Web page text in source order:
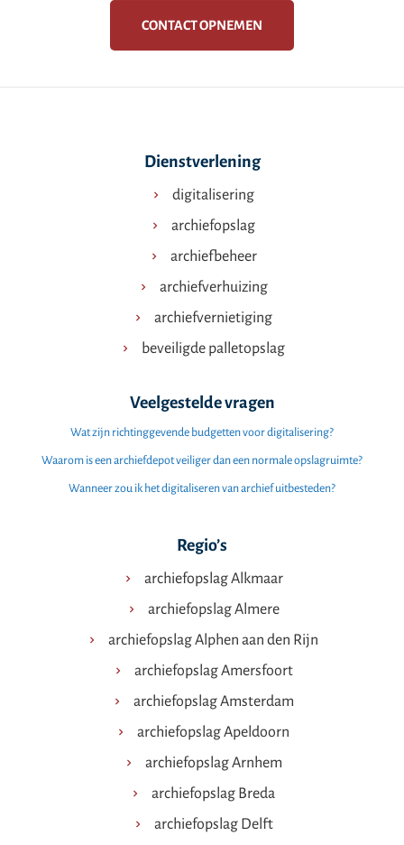
CONTACT OPNEMEN
Dienstverlening
digitalisering
archiefopslag
archiefbeheer
archiefverhuizing
archiefvernietiging
beveiligde palletopslag
Veelgestelde vragen
Wat zijn richtinggevende budgetten voor digitalisering?
Waarom is een archiefdepot veiliger dan een normale opslagruimte?
Wanneer zou ik het digitaliseren van archief uitbesteden?
Regio’s
archiefopslag Alkmaar
archiefopslag Almere
archiefopslag Alphen aan den Rijn
archiefopslag Amersfoort
archiefopslag Amsterdam
archiefopslag Apeldoorn
archiefopslag Arnhem
archiefopslag Breda
archiefopslag Delft